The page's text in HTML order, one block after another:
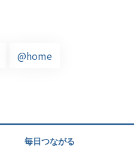
@home
毎日つながる